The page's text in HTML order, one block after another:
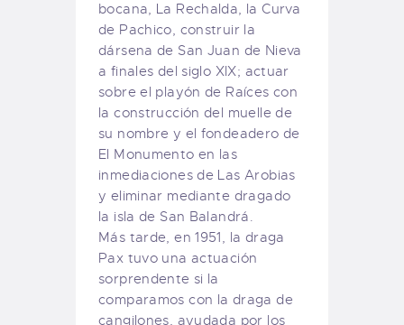
bocana, La Rechalda, la Curva
de Pachico, construir la
dársena de San Juan de Nieva
a finales del siglo XIX; actuar
sobre el playón de Raíces con
la construcción del muelle de
su nombre y el fondeadero de
El Monumento en las
inmediaciones de Las Arobias
y eliminar mediante dragado
la isla de San Balandrá.
Más tarde, en 1951, la draga
Pax tuvo una actuación
sorprendente si la
comparamos con la draga de
cangilones, ayudada por los